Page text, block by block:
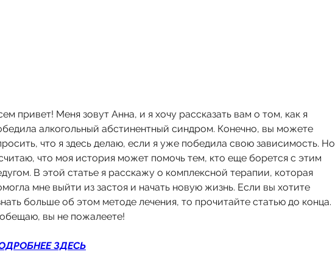
привет! Меня зовут Анна, и я хочу рассказать вам о том, как я
алкогольный абстинентный синдром. Конечно, вы можете
что я здесь делаю, если я уже победила свою зависимость. Но
что моя история может помочь тем, кто еще борется с этим
В этой статье я расскажу о комплексной терапии, которая
мне выйти из застоя и начать новую жизнь. Если вы хотите
больше об этом методе лечения, то прочитайте статью до конца.
вы не пожалеете!
ЗДЕСЬ